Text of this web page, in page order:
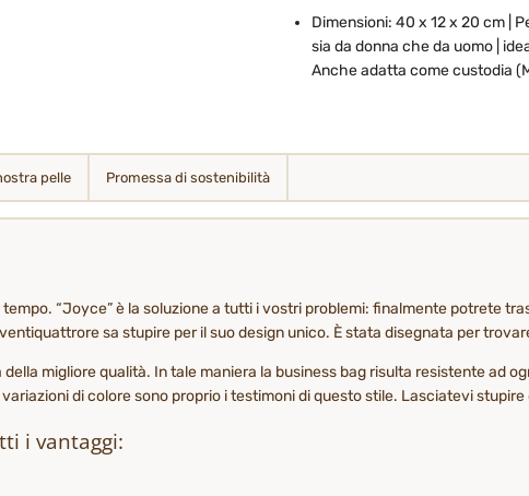
Dimensioni: 40 x 12 x 20 cm |
sia da donna che da uomo |
Anche adatta come custodia
pelle Promessa di sostenibilità
“Joyce” è la soluzione a tutti i vostri problemi: finalmente potrete
sa stupire per il suo design unico. È stata disegnata per
migliore qualità. In tale maniera la business bag risulta resistente ad
di colore sono proprio i testimoni di questo stile. Lasciatevi stupire
i vantaggi: